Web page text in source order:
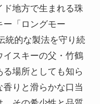
ド地方で生まれる珠
ー「ロングモー
統的な製法を守り続
イスキーの父・竹鶴
場所としても知ら
りと滑らかな口当